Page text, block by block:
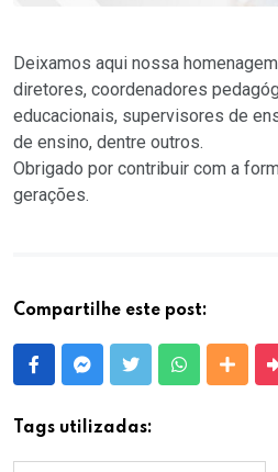
Deixamos aqui nossa
diretores, coordenadores
educacionais, supervisores de
de ensino, dentre outros.
Obrigado por contribuir com a
gerações.
Compartilhe este post:
FacebookMessenger
Twitter Whatsapp
Tags utilizadas: